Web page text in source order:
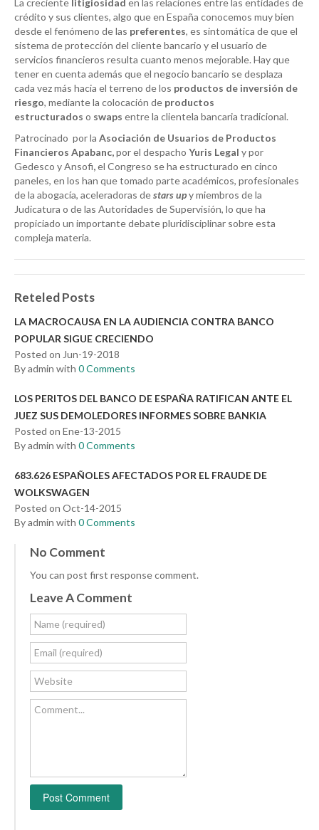
La creciente litigiosidad en las relaciones entre las entidades de
crédito y sus clientes, algo que en España conocemos muy bien
desde el fenómeno de las preferentes, es sintomática de que el
sistema de protección del cliente bancario y el usuario de
servicios financieros resulta cuanto menos mejorable. Hay que
tener en cuenta además que el negocio bancario se desplaza
cada vez más hacia el terreno de los productos de inversión de
riesgo, mediante la colocación de productos
estructurados o swaps entre la clientela bancaria tradicional.
Patrocinado por la Asociación de Usuarios de Productos
Financieros Apabanc,por el despacho Yuris Legal y por
Gedesco y Ansofi,el Congreso se ha estructurado en cinco
paneles, en los han que tomado parte académicos, profesionales
de la abogacía, aceleradoras destars upy miembros de la
Judicatura o de las Autoridades de Supervisión, lo que ha
propiciado un importante debate pluridisciplinar sobre esta
compleja materia.
Reteled Posts
LA MACROCAUSA EN LA AUDIENCIA CONTRA BANCO
POPULAR SIGUE CRECIENDO
Posted on Jun-19-2018
By admin with 0 Comments
LOS PERITOS DEL BANCO DE ESPAÑA RATIFICAN ANTE EL
JUEZ SUS DEMOLEDORES INFORMES SOBRE BANKIA
Posted on Ene-13-2015
By admin with 0 Comments
683.626 ESPAÑOLES AFECTADOS POR EL FRAUDE DE
WOLKSWAGEN
Posted on Oct-14-2015
By admin with 0 Comments
No Comment
You can post first response comment.
Leave A Comment
Name (required)
Email (required)
Website
Comment...